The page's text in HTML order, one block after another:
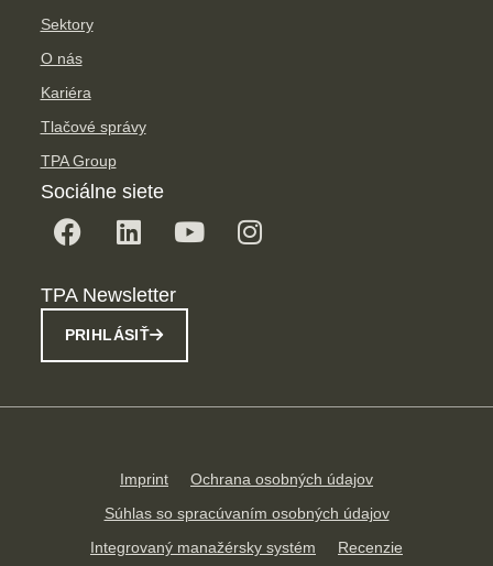
Sektory
O nás
Kariéra
Tlačové správy
TPA Group
Sociálne siete
TPA Newsletter
PRIHLÁSIŤ
Imprint
Ochrana osobných údajov
Súhlas so spracúvaním osobných údajov
Integrovaný manažérsky systém
Recenzie